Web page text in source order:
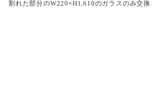
割れた部分のW220×H1,610のガラスのみ交換